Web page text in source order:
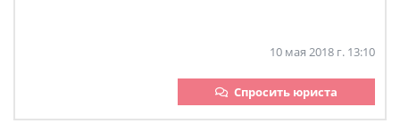
10 мая 2018 г. 13:10
Спросить юриста